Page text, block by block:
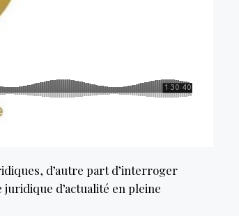
d’autre part d’interroger
d’actualité en pleine